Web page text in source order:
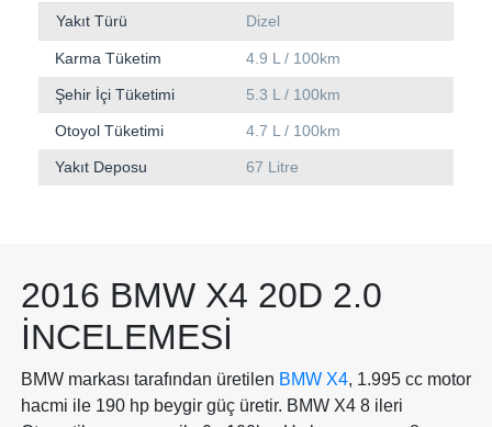
Yakıt Türü Dizel
Karma Tüketim 4.9 L / 100km
Şehir İçi Tüketimi 5.3 L / 100km
Otoyol Tüketimi 4.7 L / 100km
Yakıt Deposu 67 Litre
2016 BMW X4 20D 2.0
İNCELEMESI
BMW markası tarafından üretilen BMW X4, 1.995 cc motor
hacmi ile 190 hp beygir güç üretir. BMW X4 8 ileri